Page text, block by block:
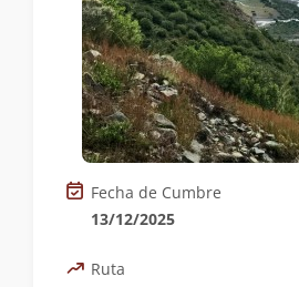
Fecha de Cumbre
13/12/2025
Ruta